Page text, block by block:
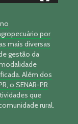
por
mais diversas
gestão da
Além dos
o SENAR-PR
que
rural.